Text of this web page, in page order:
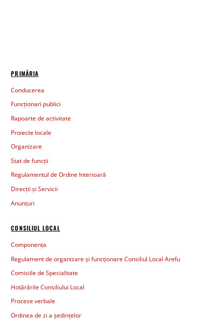
PRIMĂRIA
Conducerea
Funcționari publici
Rapoarte de activitate
Proiecte locale
Organizare
Stat de funcții
Regulamentul de Ordine Interioară
Direcții și Servicii
Anunțuri
CONSILIUL LOCAL
Componența
Regulament de organizare și funcționare Consiliul Local Arefu
Comisiile de Specialitate
Hotărârile Consiliului Local
Procese verbale
Ordinea de zi a ședințelor